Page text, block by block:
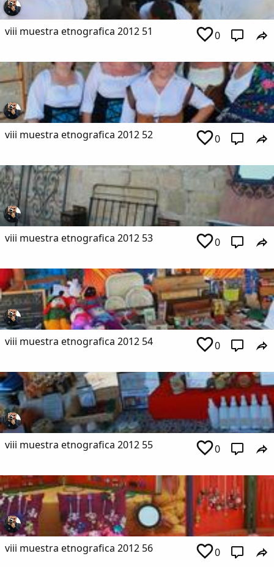
viii muestra etnografica 2012 51 0
viii muestra etnografica 2012 52 0
viii muestra etnografica 2012 53 0
viii muestra etnografica 2012 54 0
viii muestra etnografica 2012 55 0
viii muestra etnografica 2012 56 0